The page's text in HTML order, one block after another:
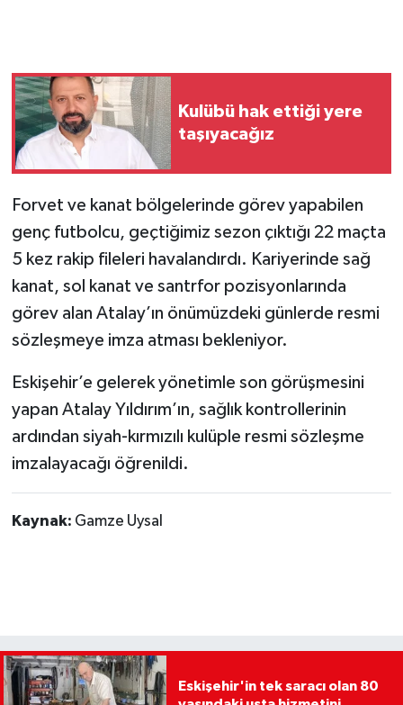
Kulübü hak ettiği yere
taşıyacağız
Forvet ve kanat bölgelerinde görev yapabilen
genç futbolcu, geçtiğimiz sezon çıktığı 22 maçta
5 kez rakip fileleri havalandırdı. Kariyerinde sağ
kanat, sol kanat ve santrfor pozisyonlarında
görev alan Atalay’ın önümüzdeki günlerde resmi
sözleşmeye imza atması bekleniyor.
Eskişehir’e gelerek yönetimle son görüşmesini
yapan Atalay Yıldırım’ın, sağlık kontrollerinin
ardından siyah-kırmızılı kulüple resmi sözleşme
imzalayacağı öğrenildi.
Kaynak: Gamze Uysal
Eskişehir'in tek saracı olan 80